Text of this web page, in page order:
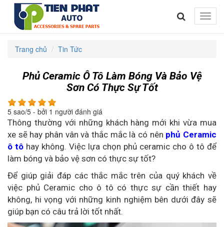
Toggle
Trang chủ Tin Tức
Phủ Ceramic Ô Tô Làm Bóng Và Bảo Vệ
Sơn Có Thực Sự Tốt
5 sao/5 - bởi 1 người đánh giá
Thông thường với những khách hàng mới khi vừa mua
xe sẽ hay phân vân và thắc mắc là có nên phủ Ceramic
ô tô hay không. Việc lựa chọn phủ ceramic cho ô tô để
làm bóng và bảo vệ sơn có thực sự tốt?
Để giúp giải đáp các thắc mắc trên của quý khách về
việc phủ Ceramic cho ô tô có thực sự cần thiết hay
không, hi vọng với những kinh nghiệm bên dưới đây sẽ
giúp bạn có câu trả lời tốt nhất.